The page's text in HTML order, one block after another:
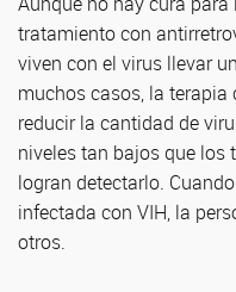
tratamiento con
viven con el virus llevar
muchos casos, la
reducir la cantidad de
niveles tan bajos que los
logran detectarlo.
infectada con VIH, la
otros.